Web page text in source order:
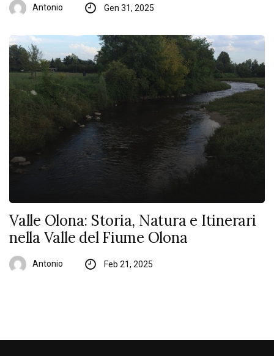
Antonio Gen 31, 2025
Valle Olona: Storia, Natura e Itinerari
nella Valle del Fiume Olona
Antonio Feb 21, 2025